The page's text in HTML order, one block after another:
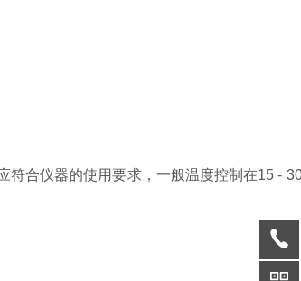
合仪器的使用要求，一般温度控制在15 -